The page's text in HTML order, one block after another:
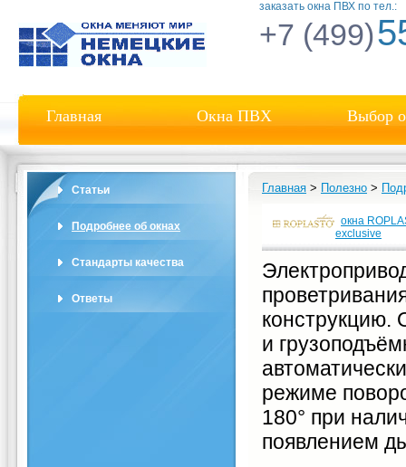
заказать окна ПВХ по тел.:
+7 (499)
Главная Окна ПВХ Выбор
Статьи
Подробнее об окнах
Стандарты качества
Ответы
Главная > Полезно >
окна
exclusive
конструкцию.
и
режиме
180° при
появлением